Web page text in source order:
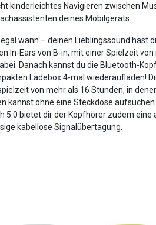
kinderleichtes Navigieren zwischen
deines Mobilgeräts.
wann – deinen Lieblingssound hast
In-Ears von B-in, mit einer Spielzeit
Danach kannst du die Bluetooth-
Ladebox 4-mal wiederaufladen!
von mehr als 16 Stunden, in
kannst ohne eine Steckdose
5.0 bietet dir der Kopfhörer zudem eine
kabellose Signalübertagung.